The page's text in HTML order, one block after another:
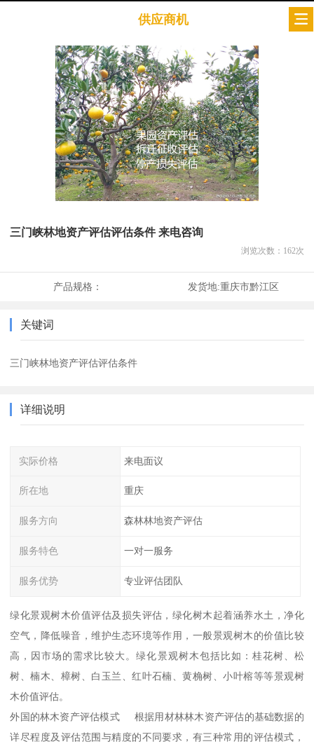
供应商机
三门峡林地资产评估评估条件 来电咨询
浏览次数： 162次
产品规格： 发货地:重庆市黔江区
关键词
三门峡林地资产评估评估条件
详细说明
实际价格 来电面议
所在地 重庆
服务方向 森林林地资产评估
服务特色 一对一服务
服务优势 专业评估团队
绿化景观树木价值评估及损失评估，绿化树木起着涵养水土，净化
空气，降低噪音，维护生态环境等作用，一般景观树木的价值比较
高，因市场的需求比较大。绿化景观树木包括比如：桂花树、松
树、楠木、樟树、白玉兰、红叶石楠、黄桷树、小叶榕等等景观树
木价值评估。
外国的林木资产评估模式 根据用材林林木资产评估的基础数据的
详尽程度及评估范围与精度的不同要求，有三种常用的评估模式，